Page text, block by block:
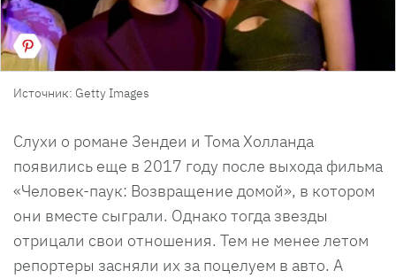
Источник: Getty Images
Слухи о романе Зендеи и Тома Холланда
появились еще в 2017 году после выхода фильма
«Человек-паук: Возвращение домой», в котором
они вместе сыграли. Однако тогда звезды
отрицали свои отношения. Тем не менее летом
репортеры засняли их за поцелуем в авто. А